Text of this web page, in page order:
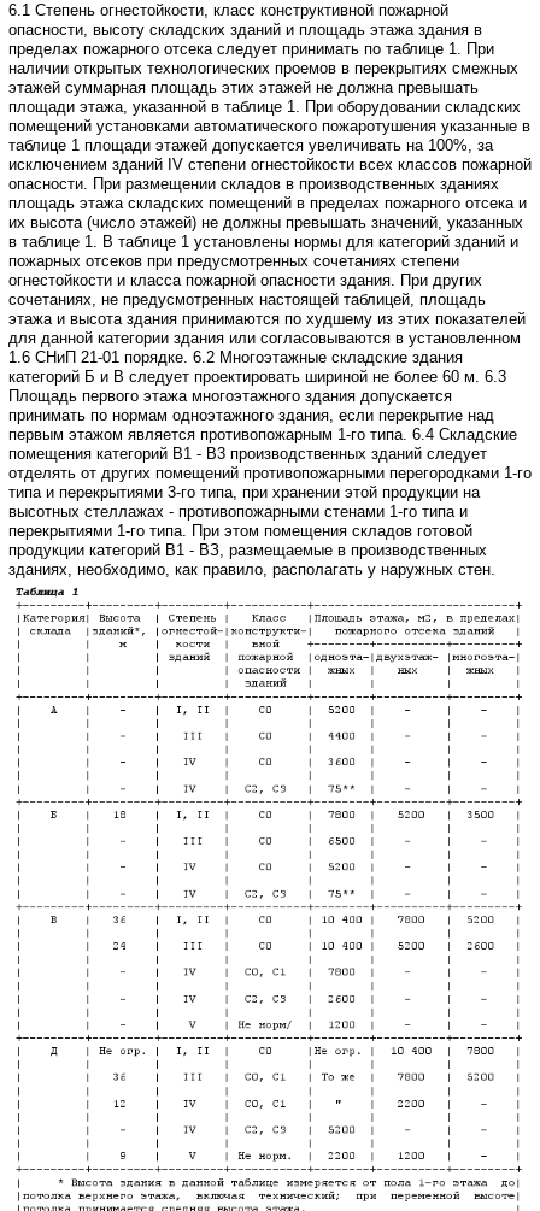
6.1 Степень огнестойкости, класс конструктивной пожарной
опасности, высоту складских зданий и площадь этажа здания в
пределах пожарного отсека следует принимать по таблице 1. При
наличии открытых технологических проемов в перекрытиях смежных
этажей суммарная площадь этих этажей не должна превышать
площади этажа, указанной в таблице 1. При оборудовании складских
помещений установками автоматического пожаротушения указанные в
таблице 1 площади этажей допускается увеличивать на 100%, за
исключением зданий IV степени огнестойкости всех классов пожарной
опасности. При размещении складов в производственных зданиях
площадь этажа складских помещений в пределах пожарного отсека и
их высота (число этажей) не должны превышать значений, указанных
в таблице 1. В таблице 1 установлены нормы для категорий зданий и
пожарных отсеков при предусмотренных сочетаниях степени
огнестойкости и класса пожарной опасности здания. При других
сочетаниях, не предусмотренных настоящей таблицей, площадь
этажа и высота здания принимаются по худшему из этих показателей
для данной категории здания или согласовываются в установленном
1.6 СНиП 21-01 порядке. 6.2 Многоэтажные складские здания
категорий Б и В следует проектировать шириной не более 60 м. 6.3
Площадь первого этажа многоэтажного здания допускается
принимать по нормам одноэтажного здания, если перекрытие над
первым этажом является противопожарным 1-го типа. 6.4 Складские
помещения категорий В1 - В3 производственных зданий следует
отделять от других помещений противопожарными перегородками 1-го
типа и перекрытиями 3-го типа, при хранении этой продукции на
высотных стеллажах - противопожарными стенами 1-го типа и
перекрытиями 1-го типа. При этом помещения складов готовой
продукции категорий В1 - ВЗ, размещаемые в производственных
зданиях, необходимо, как правило, располагать у наружных стен.